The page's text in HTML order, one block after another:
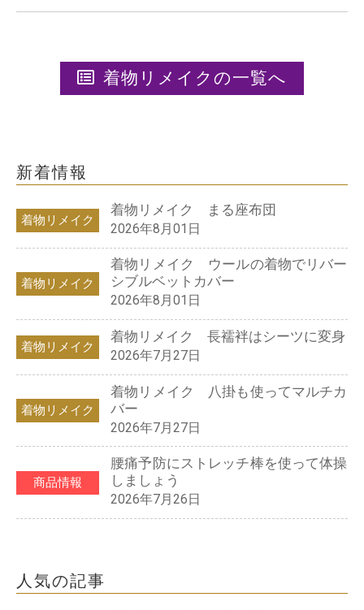
着物リメイクの一覧へ
新着情報
着物リメイク
着物リメイク まる座布団
2026年8月01日
着物リメイク
着物リメイク ウールの着物でリバー
シブルベットカバー
2026年8月01日
着物リメイク
着物リメイク 長襦袢はシーツに変身
2026年7月27日
着物リメイク
着物リメイク 八掛も使ってマルチカ
バー
2026年7月27日
商品情報
腰痛予防にストレッチ棒を使って体操
しましょう
2026年7月26日
人気の記事